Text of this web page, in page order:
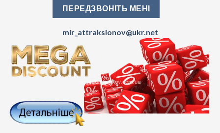
ПЕРЕДЗВОНІТЬ МЕНІ
mir_attraksionov@ukr.net